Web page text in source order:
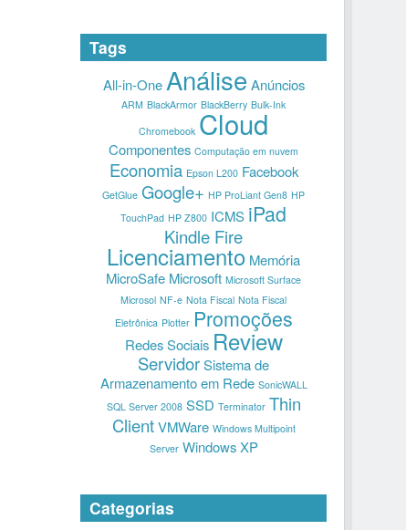
Tags
All-in-One Análise Anúncios
ARM BlackArmor BlackBerry Bulk-Ink
Chromebook Cloud
Componentes Computação em nuvem
Economia Epson L200 Facebook
GetGlue Google+ HP ProLiant Gen8 HP
TouchPad HP Z800 ICMS iPad
Kindle Fire
Licenciamento Memória
MicroSafe Microsoft Microsoft Surface
Microsol NF-e Nota Fiscal Nota Fiscal
Eletrônica Plotter Promoções
Redes Sociais Review
ServidorSistema de
Armazenamento em Rede SonicWALL
SQL Server 2008 SSD Terminator Thin
Client VMWare Windows Multipoint
Server Windows XP
Categorias